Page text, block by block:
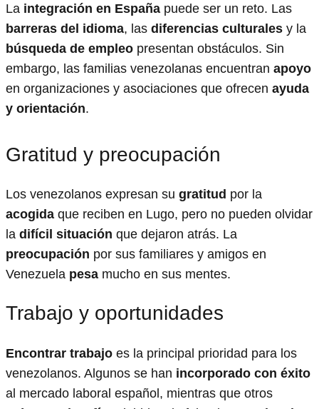
La integración en España puede ser un reto. Las
barreras del idioma, las diferencias culturales y la
búsqueda de empleo presentan obstáculos. Sin
embargo, las familias venezolanas encuentran apoyo
en organizaciones y asociaciones que ofrecen ayuda
y orientación.
Gratitud y preocupación
Los venezolanos expresan su gratitud por la
acogida que reciben en Lugo, pero no pueden olvidar
la difícil situación que dejaron atrás. La
preocupación por sus familiares y amigos en
Venezuela pesa mucho en sus mentes.
Trabajo y oportunidades
Encontrar trabajo es la principal prioridad para los
venezolanos. Algunos se han incorporado con éxito
al mercado laboral español, mientras que otros